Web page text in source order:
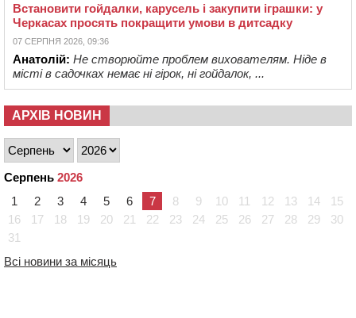
Встановити гойдалки, карусель і закупити іграшки: у
Черкасах просять покращити умови в дитсадку
07 СЕРПНЯ 2026, 09:36
Анатолій: Не створюйте проблем вихователям. Ніде в
місті в садочках немає ні гірок, ні гойдалок, ...
АРХІВ НОВИН
Серпень 2026
1
2 3 4 5 6 7 8 9 10 11 12 13 14
15
16
17 18 19 20 21 22 23 24 25 26 27 28 29
30
31
Всі новини за місяць